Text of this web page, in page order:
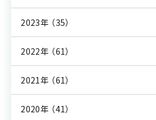
2023年 （35）
2022年 （61）
2021年 （61）
2020年 （41）